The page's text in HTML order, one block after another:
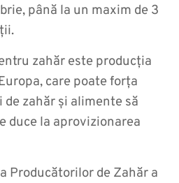
până la un maxim de 3
zahăr este producția
care poate forța
zahăr și alimente să
duce la aprovizionarea
Producătorilor de Zahăr a